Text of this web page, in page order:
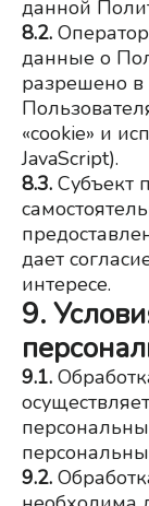
данной
8.2.
данные о
разрешено в
«cookie» и
JavaScript).
8.3. Субъект
дает
интересе.
9.
9.1.
9.2.